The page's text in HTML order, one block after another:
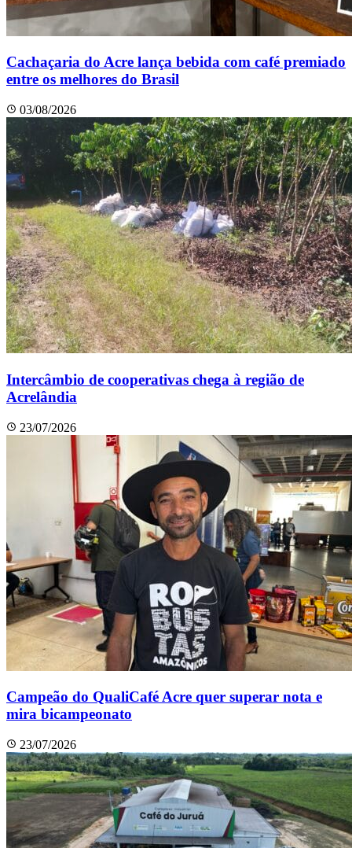
Cachaçaria do Acre lança bebida com café premiado
entre os melhores do Brasil
03/08/2026
Intercâmbio de cooperativas chega à região de
Acrelândia
23/07/2026
Campeão do QualiCafé Acre quer superar nota e
mira bicampeonato
23/07/2026